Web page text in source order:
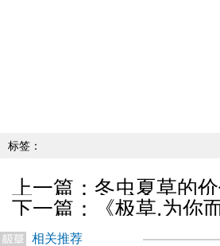
标签：
上一篇： 冬虫夏草的
下一篇：
《极草,为你
相关推荐